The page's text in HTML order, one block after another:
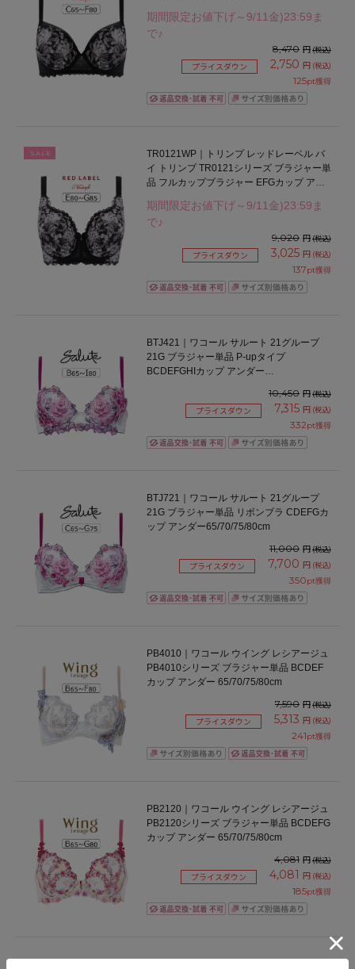
期間限定お値下げ～9/11金)23:59ま
で♪
8,470 円(税込)
プライスダウン 2,750 円 (税込)
125pt獲得
SALE
TR0121WP｜トリンプ レッドレーベル バ
イ トリンプ TR0121シリーズ ブラジャー単
品 フルカップブラジャー EFGカップ アン
期間限定お値下げ～9/11金)23:59ま
で♪
9,020 円(税込)
プライスダウン 3,025 円 (税込)
137pt獲得
BTJ421｜ワコール サルート 21グループ
21G ブラジャー単品 P-upタイプ
BCDEFGHIカップ アンダー
10,450 円(税込)
プライスダウン 7,315 円 (税込)
332pt獲得
BTJ721｜ワコール サルート 21グループ
21G ブラジャー単品 リボンブラ CDEFGカ
ップ アンダー65/70/75/80cm
11,000 円(税込)
プライスダウン 7,700 円 (税込)
350pt獲得
PB4010｜ワコール ウイング レシアージュ
PB4010シリーズ ブラジャー単品 BCDEF
カップ アンダー 65/70/75/80cm
7,590 円(税込)
プライスダウン 5,313 円 (税込)
241pt獲得
PB2120｜ワコール ウイング レシアージュ
PB2120シリーズ ブラジャー単品 BCDEFG
カップ アンダー 65/70/75/80cm
4,081 円(税込)
プライスダウン 4,081 円 (税込)
185pt獲得